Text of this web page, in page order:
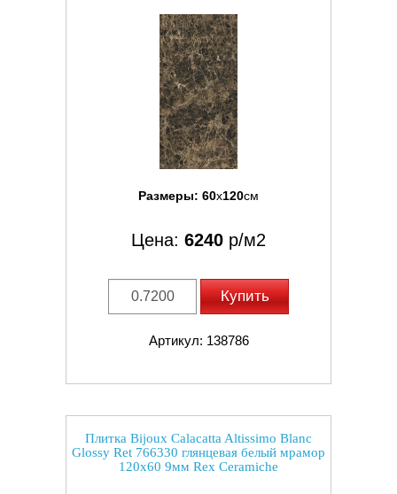
Размеры: 60x120см
Цена: 6240 р/м2
Купить
Артикул: 138786
Плитка Bijoux Calacatta Altissimo Blanc
Glossy Ret 766330 глянцевая белый мрамор
120x60 9мм Rex Ceramiche